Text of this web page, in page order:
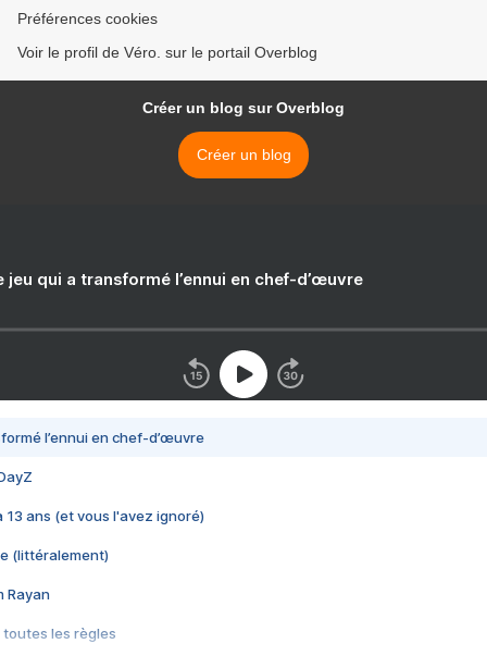
Préférences cookies
Voir le profil de Véro. sur le portail Overblog
Créer un blog sur Overblog
Créer un blog
jeu qui a transformé l’ennui en chef-d’œuvre
l’ennui en chef-d’œuvre
13 ans (et vous l'avez ignoré)
(littéralement)
Rayan
toutes les règles